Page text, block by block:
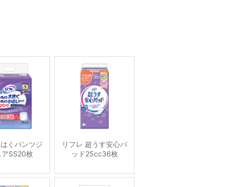
くパンツジ
アSS20枚
リフレ 超うす安心パ
ッド25cc36枚